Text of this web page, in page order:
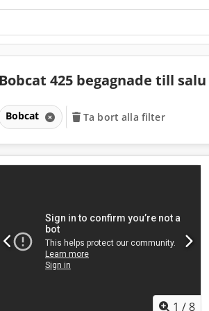
Bobcat 425 begagnade till salu
Bobcat Ta bort alla filter
1 /8